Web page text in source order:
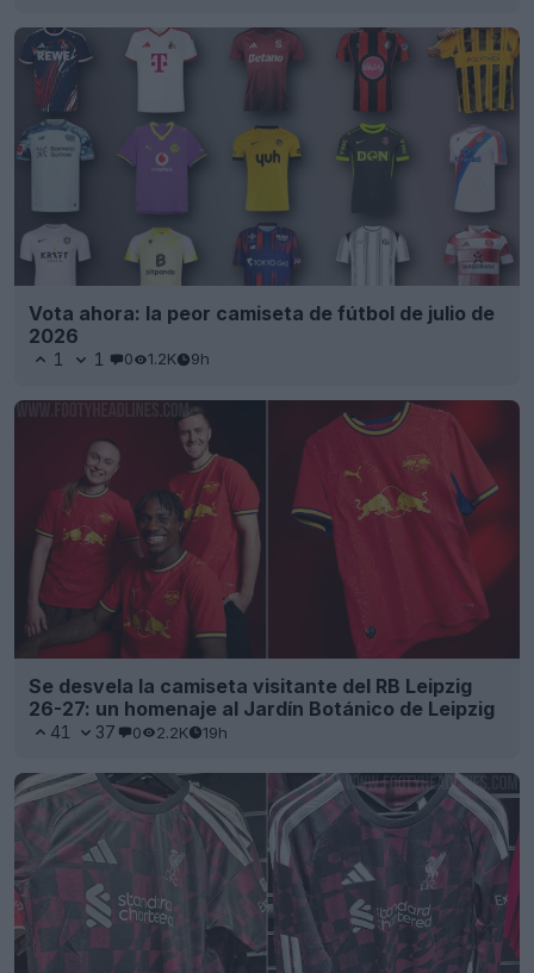
Vota ahora: la peor camiseta de fútbol de julio de
2026
1 1 0 1.2K 9h
Se desvela la camiseta visitante del RB Leipzig
26-27: un homenaje al Jardín Botánico de Leipzig
41 37 0 2.2K 19h